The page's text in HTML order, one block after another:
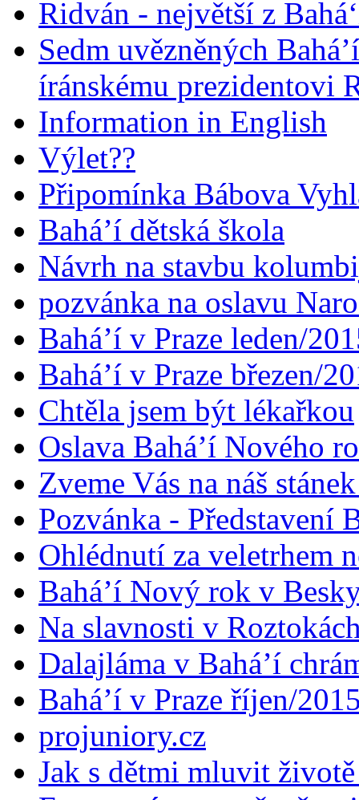
Ridván - největší z
Sedm uvězněných
íránskému prezidentovi
Information in English
Výlet??
Připomínka Bábova
Bahá’í dětská škola
Návrh na stavbu
pozvánka na oslavu
Bahá’í v Praze leden/
Bahá’í v Praze březen/
Chtěla jsem být lékařkou
Oslava Bahá’í Nového
Zveme Vás na náš
Pozvánka - Představení
Ohlédnutí za veletrhem
Bahá’í Nový rok v
Na slavnosti v
Dalajláma v Bahá’í
Bahá’í v Praze říjen/
projuniory.cz
Jak s dětmi mluvit